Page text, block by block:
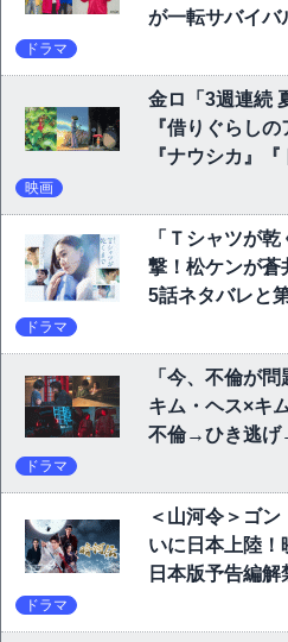
が一転サバイバ
ドラマ
金ロ「3週連続
『借りぐらし
『ナウシカ』
映画
「Ｔシャツが
撃！松ケンが蒼
5話ネタバレと
ドラマ
「今、不倫が
キム・ヘス×キ
不倫→ひき逃げ
ドラマ
＜山河令＞ゴ
いに日本上陸！
日本版予告編解
ドラマ